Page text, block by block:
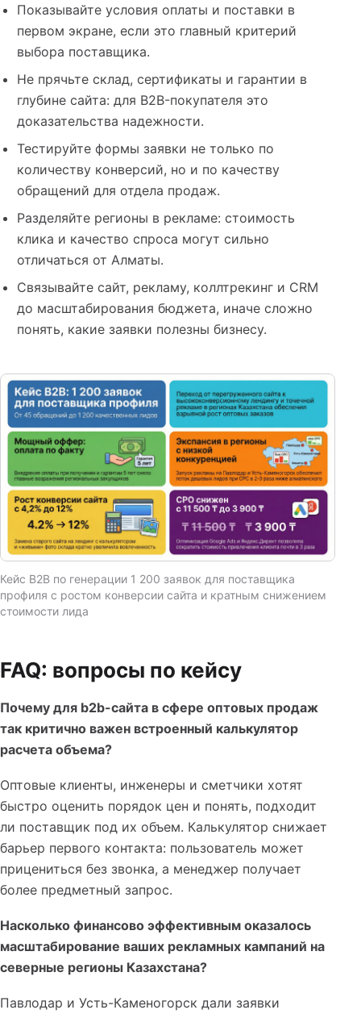
Показывайте условия оплаты и поставки в
первом экране, если это главный критерий
выбора поставщика.
Не прячьте склад, сертификаты и гарантии в
глубине сайта: для B2B-покупателя это
доказательства надежности.
Тестируйте формы заявки не только по
количеству конверсий, но и по качеству
обращений для отдела продаж.
Разделяйте регионы в рекламе: стоимость
клика и качество спроса могут сильно
отличаться от Алматы.
Связывайте сайт, рекламу, коллтрекинг и CRM
до масштабирования бюджета, иначе сложно
понять, какие заявки полезны бизнесу.
Кейс B2B по генерации 1 200 заявок для поставщика
профиля с ростом конверсии сайта и кратным снижением
стоимости лида
FAQ: вопросы по кейсу
Почему для b2b-сайта в сфере оптовых продаж
так критично важен встроенный калькулятор
расчета объема?
Оптовые клиенты, инженеры и сметчики хотят
быстро оценить порядок цен и понять, подходит
ли поставщик под их объем. Калькулятор снижает
барьер первого контакта: пользователь может
прицениться без звонка, а менеджер получает
более предметный запрос.
Насколько финансово эффективным оказалось
масштабирование ваших рекламных кампаний на
северные регионы Казахстана?
Павлодар и Усть-Каменогорск дали заявки